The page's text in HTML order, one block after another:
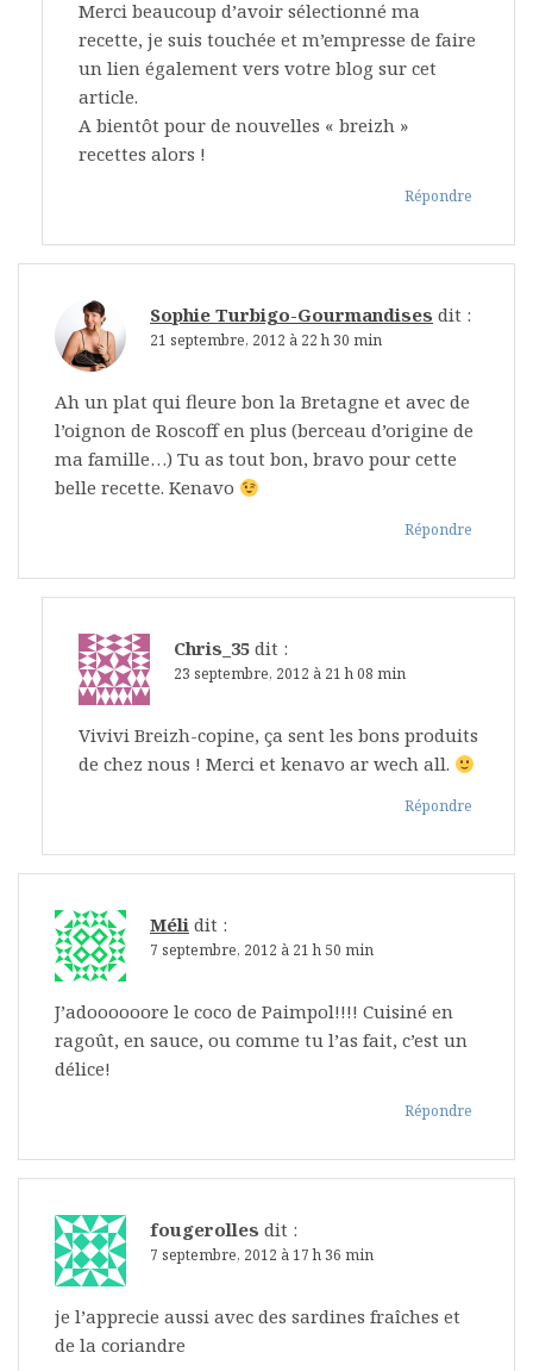
Merci beaucoup d’avoir sélectionné ma
recette, je suis touchée et m’empresse de faire
un lien également vers votre blog sur cet
article.
A bientôt pour de nouvelles « breizh »
recettes alors !
Répondre
Sophie Turbigo-Gourmandises dit :
21 septembre, 2012 à 22 h 30 min
Ah un plat qui fleure bon la Bretagne et avec de
l’oignon de Roscoff en plus (berceau d’origine de
ma famille…) Tu as tout bon, bravo pour cette
belle recette. Kenavo
Répondre
Chris_35 dit :
23 septembre, 2012 à 21 h 08 min
Vivivi Breizh-copine, ça sent les bons produits
de chez nous ! Merci et kenavo ar wech all.
Répondre
Méli dit :
7 septembre, 2012 à 21 h 50 min
J’adoooooore le coco de Paimpol!!!! Cuisiné en
ragoût, en sauce, ou comme tu l’as fait, c’est un
délice!
Répondre
fougerolles dit :
7 septembre, 2012 à 17 h 36 min
je l’apprecie aussi avec des sardines fraîches et
de la coriandre